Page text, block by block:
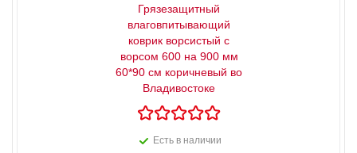
Грязезащитный
влаговпитывающий
коврик ворсистый с
ворсом 600 на 900 мм
60*90 см коричневый во
Владивостоке
Есть в наличии